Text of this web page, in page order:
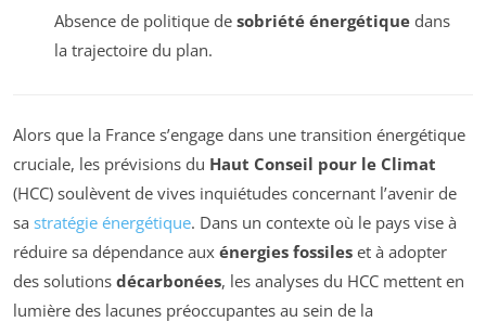
Absence de politique de sobriété énergétiquedans
la trajectoire du plan.
Alors que la France s’engage dans une transition énergétique
cruciale, les prévisions du Haut Conseil pour le Climat
(HCC) soulèvent de vives inquiétudes concernant l’avenir de
sa stratégie énergétique. Dans un contexte où le pays vise à
réduire sa dépendance aux énergies fossiles et à adopter
des solutions décarbonées, les analyses du HCC mettent en
lumière des lacunes préoccupantes au sein de la